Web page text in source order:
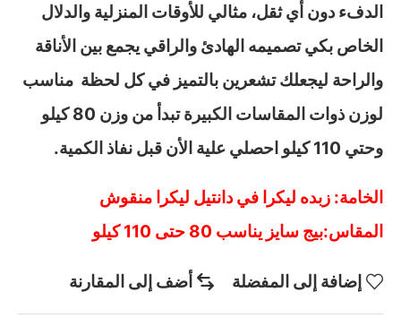
الدفء دون أي ثقل، مثالي للأوقات المنزلية والدلال
الخاص بكي تصميمه الهادئ والراقي يجمع بين الأناقة
والراحة ليجعلك تشعرين بالتميز في كل لحظة مناسب
لوزن ذوات المقاسات الكبيرة تبدأ من وزن 80 كيلو
وحتي 110 كيلو احصلي علية الأن قبل نفاذ الكمية.
الخامة: زبده ليكرا في دانتيل ليكرا منقوش
المقاس:بيج سايز يناسب 80 حتى 110 كيلو
إضافة إلى المفضلة أضف إلى المقارنة